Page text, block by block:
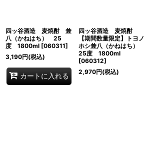
四ッ谷酒造 麦焼酎 兼
八（かねはち） 25
度 1800ml [060311]
3,190円(税込)
カートに入れる
四ッ谷酒造 麦焼酎
【期間数量限定】トヨノ
ホシ兼八（かねはち）
25度 1800ml
[060312]
2,970円(税込)